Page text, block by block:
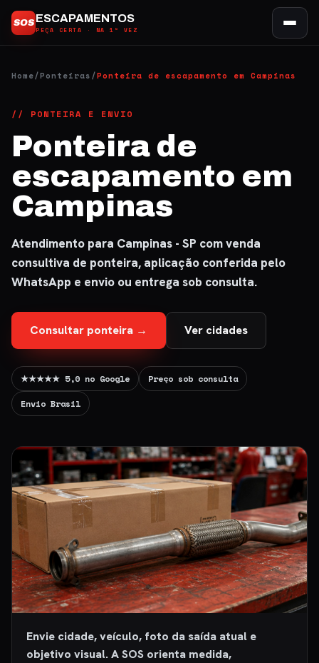
paraSOS ESCAPAMENTOS
PEÇA CERTA · NA 1ª VEZ
Home/Ponteiras/Ponteira de escapamento em Campinas
// PONTEIRA E ENVIO
Ponteira de
escapamento em
Campinas
Atendimento para Campinas - SP com venda
consultiva de ponteira, aplicação conferida pelo
WhatsApp e envio ou entrega sob consulta.
Consultar ponteira → Ver cidades
★★★★★ 5,0 no Google Preço sob consulta
Envio Brasil
Envie cidade, veículo, foto da saída atual e
objetivo visual. A SOS orienta medida,